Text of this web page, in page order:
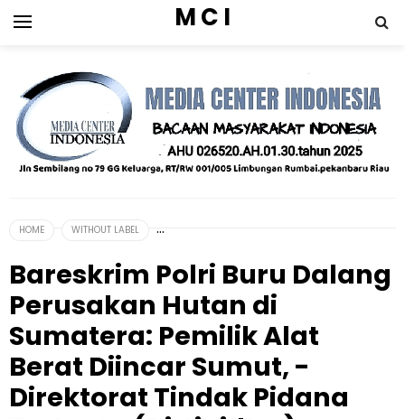
M C I
HOME WITHOUT LABEL
Bareskrim Polri Buru Dalang
Perusakan Hutan di
Sumatera: Pemilik Alat
Berat Diincar Sumut, -
Direktorat Tindak Pidana